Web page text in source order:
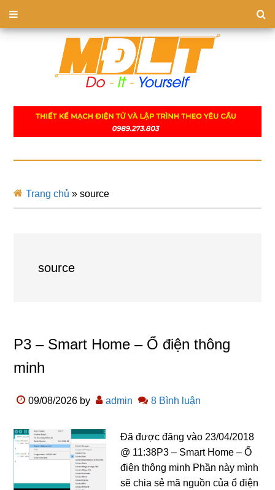
Trang chủ »source
source
P3 – Smart Home – Ổ điện thông
minh
09/08/2026 by admin 8 Bình luận
Đã được đăng vào 23/04/2018
@ 11:38P3 – Smart Home – Ổ
điện thông minh Phần này mình
sẽ chia sẻ mã nguồn của ổ điện